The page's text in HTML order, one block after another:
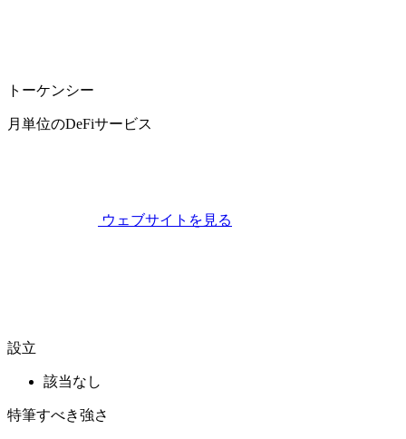
トーケンシー
月単位のDeFiサービス
ウェブサイトを見る
設立
該当なし
特筆すべき強さ